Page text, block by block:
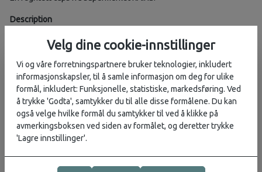
Description
six-paneled design is held in place by a back-mounted adjustable
holes for comfort. Cap is cut in Rains’ signature PU fabric,
engineered to be waterproof with a smooth and soft feel.
Features
- Adjustable strap and buckle fastening
- 6 panels
- Ventilation holes
- Curved brim
Velg dine cookie-innstillinger
Vi og våre forretningspartnere bruker teknologier, inkludert
informasjonskapsler, til å samle informasjon om deg for ulike
formål, inkludert: Funksjonelle, statistiske, markedsføring. Ved
å trykke 'Godta', samtykker du til alle disse formålene. Du kan
også velge hvilke formål du samtykker til ved å klikke på
avmerkingsboksen ved siden av formålet, og deretter trykke
'Lagre innstillinger'.